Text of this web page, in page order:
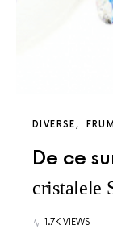
DIVERSE
De ce
cristalele
1.7K VIEWS